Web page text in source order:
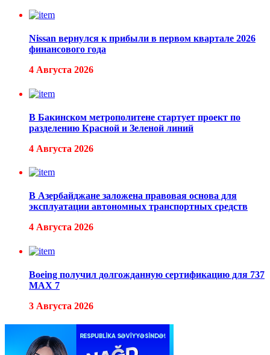
Nissan вернулся к прибыли в первом квартале 2026
финансового года
4 Августа 2026
В Бакинском метрополитене стартует проект по
разделению Красной и Зеленой линий
4 Августа 2026
В Азербайджане заложена правовая основа для
эксплуатации автономных транспортных средств
4 Августа 2026
Boeing получил долгожданную сертификацию для 737
MAX 7
3 Августа 2026